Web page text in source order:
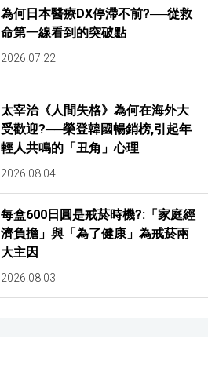
為何日本醫療DX停滯不前?──從救
命第一線看到的突破點
2026.07.22
太宰治《人間失格》為何在海外大
受歡迎?──榮登韓國暢銷榜,引起年
輕人共鳴的「丑角」心理
2026.08.04
每盒600日圓是戒菸時機?:「家庭經
濟負擔」與「為了健康」為戒菸兩
大主因
2026.08.03